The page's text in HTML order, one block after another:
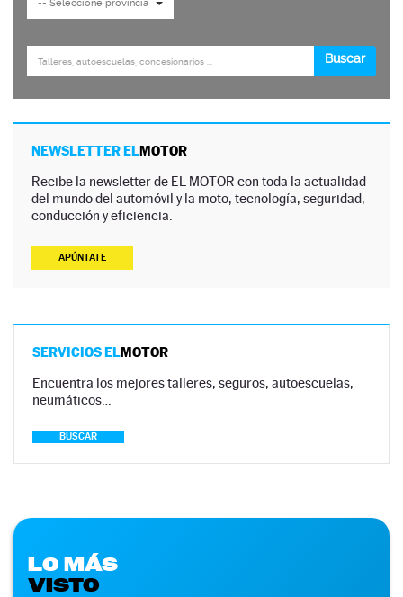
NEWSLETTER ELMOTOR
Recibe la newsletter de EL MOTOR con toda la actualidad
del mundo del automóvil y la moto, tecnología, seguridad,
conducción y eficiencia.
APÚNTATE
SERVICIOS ELMOTOR
Encuentra los mejores talleres, seguros, autoescuelas,
neumáticos…
BUSCAR
LO MÁS
VISTO